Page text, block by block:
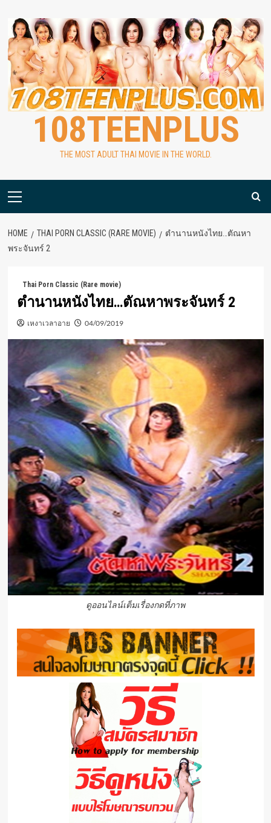
content
108TEENPLUS
THE MOST ADULT THAI MOVIE IN THE WORLD.
Primary
HOME THAI PORN CLASSIC (RARE MOVIE)
ตำนานหนังไทย…ตัณหา
พระจันทร์ 2
Thai Porn Classic (Rare movie)
ตำนานหนังไทย…ตัณหาพระจันทร์ 2
เหงาเวลาอาย 04/09/2019
ดูออนไลน์เต็มเรื่องกดที่ภาพ